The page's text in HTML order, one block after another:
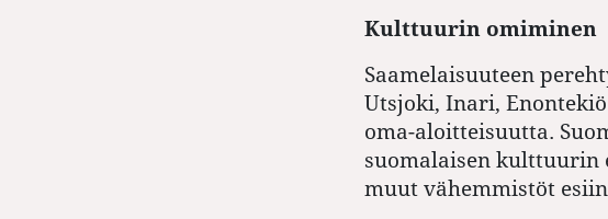
Kulttuurin omiminen
Saamelaisuuteen
Utsjoki, Inari,
oma-aloitteisuutta.
suomalaisen kulttuurin
muut vähemmistöt